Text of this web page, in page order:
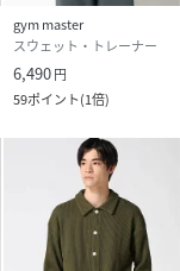
gym master
スウェット・トレーナー
6,490円
59ポイント(1倍)